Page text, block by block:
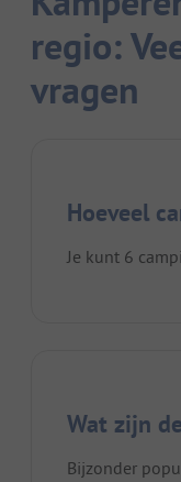
regio:
vragen
Hoeveel
Je kunt 6
Wat zijn
Bijzonder